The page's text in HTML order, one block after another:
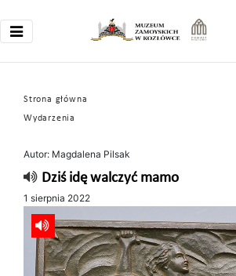
Strona główna
Wydarzenia
Autor: Magdalena Pilsak
Dziś idę walczyć mamo
1 sierpnia 2022